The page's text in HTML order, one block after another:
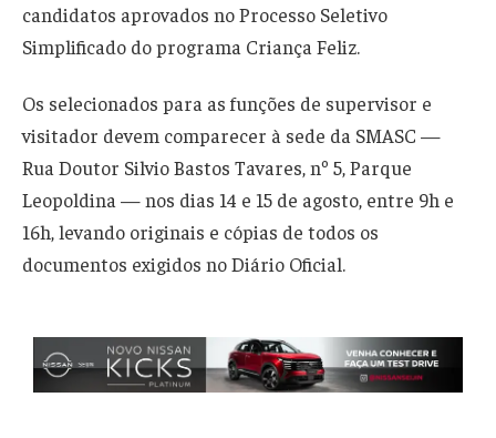
candidatos aprovados no Processo Seletivo
Simplificado do programa Criança Feliz.
Os selecionados para as funções de supervisor e
visitador devem comparecer à sede da SMASC —
Rua Doutor Silvio Bastos Tavares, nº 5, Parque
Leopoldina — nos dias 14 e 15 de agosto, entre 9h e
16h, levando originais e cópias de todos os
documentos exigidos no Diário Oficial.